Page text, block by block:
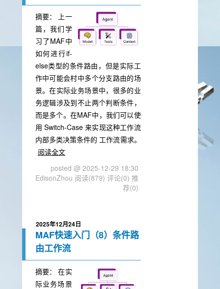
摘要：
上一
篇，我们学
习了MAF中
如何进行if-
else类型的条件路由，但是实际工
作中可能会村中多个分支路由的场
景。在实际业务场景中，很多的业
务逻辑涉及到不止两个判断条件，
而是多个。在MAF中，我们可以使
用 Switch-Case 来实现这种工作流
内部多类决策条件的 工作流需求。
阅读全文
posted @ 2025-12-29 18:30
EdisonZhou 阅读(879) 评论(0) 推
荐(0)
2025年12月24日
MAF快速入门（8）条件路
由工作流
摘要：在实
际业务场景